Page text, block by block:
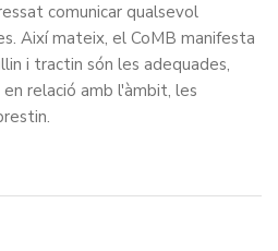
comunicar qualsevol
Així mateix, el CoMB manifesta
i tractin són les adequades,
relació amb l'àmbit, les